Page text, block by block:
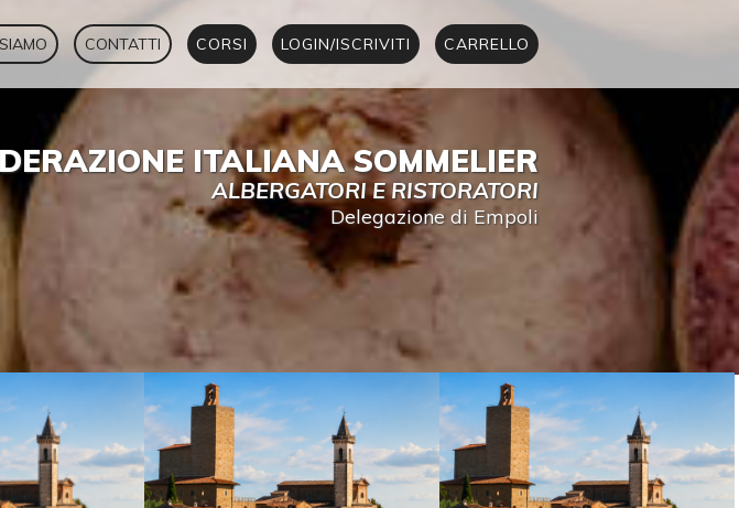
CONTATTI CORSI LOGIN/ISCRIVITI CARRELLO
ITALIANA SOMMELIER
ALBERGATORI E RISTORATORI
Delegazione di Empoli